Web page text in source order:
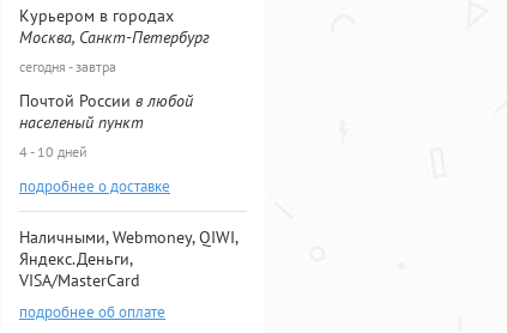
Курьером в городах
Москва, Санкт-Петербург
сегодня - завтра
Почтой России в любой
населеный пункт
4 - 10 дней
подробнее о доставке
Наличными, Webmoney, QIWI,
Яндекс.Деньги,
VISA/MasterCard
подробнее об оплате